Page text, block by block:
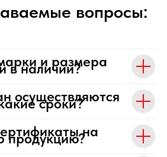
вопросы:
и размера
в наличии?
осуществляются
сроки?
на
продукцию?